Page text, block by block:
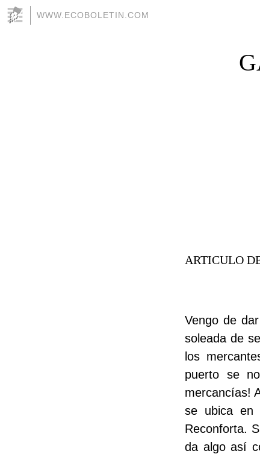
WWW.ECOBOLETIN.COM
ARTICULO
Vengo de
soleada de
los
puerto se
mercancías!
se ubica en
Reconforta.
da algo así